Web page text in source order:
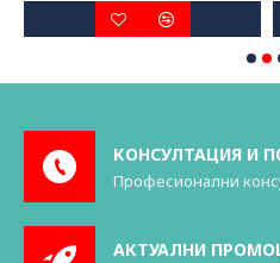
КОНСУЛТАЦИЯ И
Професионални
АКТУАЛНИ